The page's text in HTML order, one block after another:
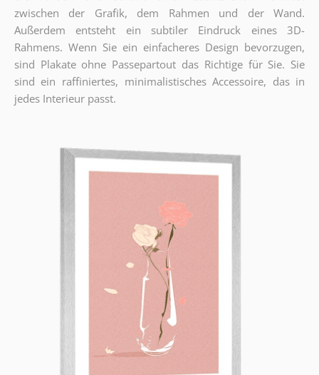
zwischen der Grafik, dem Rahmen und der Wand.
Außerdem entsteht ein subtiler Eindruck eines 3D-
Rahmens. Wenn Sie ein einfacheres Design bevorzugen,
sind Plakate ohne Passepartout das Richtige für Sie. Sie
sind ein raffiniertes, minimalistisches Accessoire, das in
jedes Interieur passt.